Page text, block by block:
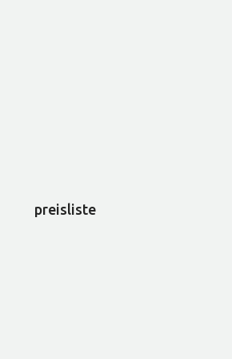
preisliste